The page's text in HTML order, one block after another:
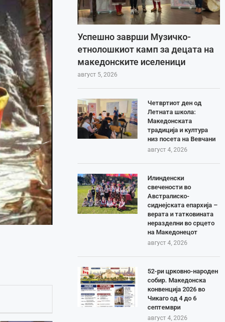
Успешно заврши Музичко-
етнолошкиот камп за децата на
македонските иселеници
август 5, 2026
Четвртиот ден од
Летната школа:
Македонската
традиција и култура
низ посета на Вевчани
август 4, 2026
Илинденски
свечености во
Австралиско-
сиднејската епархија –
верата и татковината
неразделни во срцето
на Македонецот
август 4, 2026
52-ри црковно-народен
собир. Македонска
конвенција 2026 во
Чикаго од 4 до 6
септември
август 4, 2026